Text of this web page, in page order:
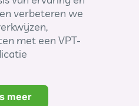
verbeteren we
met een VPT-
meer